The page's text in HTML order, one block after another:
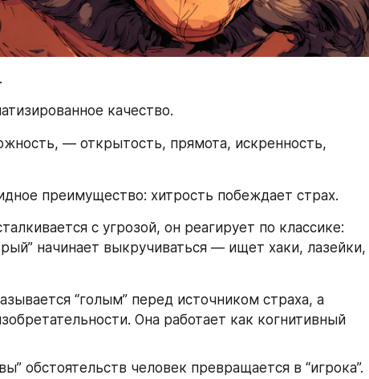
качество.
— открытость, прямота, искренность,
преимущество: хитрость побеждает страх.
с угрозой, он реагирует по классике:
начинает выкручиваться — ищет хаки, лазейки,
“голым” перед источником страха, а
Она работает как когнитивный
обстоятельств человек превращается в “игрока”.